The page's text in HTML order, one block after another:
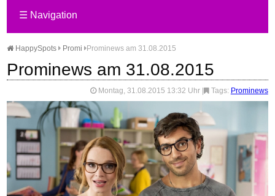
☰ Navigation
HappySpots Promi Prominews am 31.08.2015
Prominews am 31.08.2015
Montag, 31.08.2015 13:32 Uhr Tags: Prominews